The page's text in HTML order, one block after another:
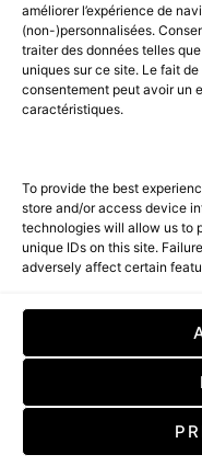
améliorer l’expérience de
(non-)personnalisées.
traiter des données telles
uniques sur ce site. Le fait
consentement peut avoir un
caractéristiques.
To provide the best
store and/or access device
technologies will allow us to
unique IDs on this site.
adversely affect certain
ACCUEIL
SHOPPING &
acceptez nos
données soumises par le
confirm that you have